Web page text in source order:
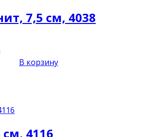
7,5 см, 4038
В корзину
4116